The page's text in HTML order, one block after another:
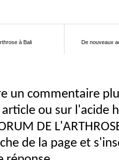
à Bali De nouveaux
un commentaire
ou sur l'acide
DE
de la page et